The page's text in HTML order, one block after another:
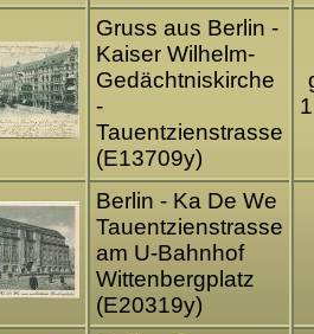
Gruss aus Berlin -
Kaiser Wilhelm-
Gedächtniskirche
-
Tauentzienstrasse
(E13709y)
Berlin - Ka De We
Tauentzienstrasse
am U-Bahnhof
Wittenbergplatz
(E20319y)